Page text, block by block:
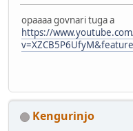
opaaaa govnari tuga a
https://
Kengurinjo